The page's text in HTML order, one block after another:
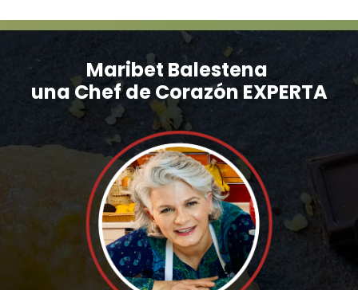
Maribet Balestena
una Chef de Corazón EXPERTA